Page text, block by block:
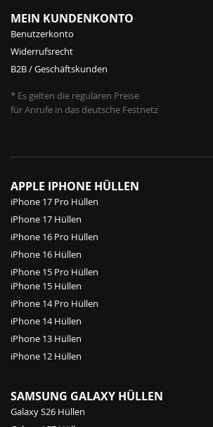
MEIN KUNDENKONTO
Benutzerkonto
Widerrufsrecht
B2B / Geschäftskunden
* Es gelten die regulären Preise
für Anrufe in das deutsche Festnetz
APPLE IPHONE HÜLLEN
iPhone 17 Pro Hüllen
iPhone 17 Hüllen
iPhone 16 Pro Hüllen
iPhone 16 Hüllen
iPhone 15 Pro Hüllen
iPhone 15 Hüllen
iPhone 14 Pro Hüllen
iPhone 14 Hüllen
iPhone 13 Hüllen
iPhone 12 Hüllen
SAMSUNG GALAXY HÜLLEN
Galaxy S26 Hüllen